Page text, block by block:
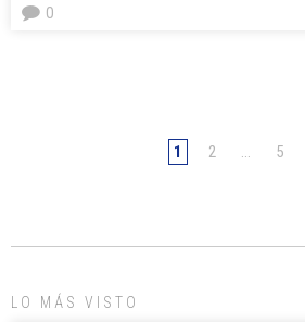
0
1 2 … 5
LO MÁS VISTO